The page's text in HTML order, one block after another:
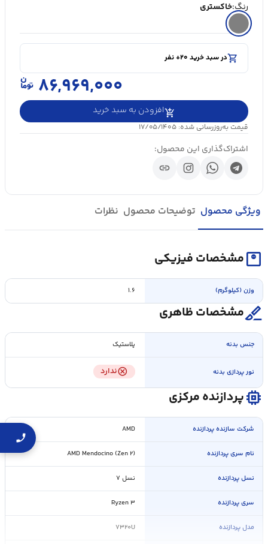
رنگ:خاکستری
shopping_cartدر سبد خرید ۲۰+ نفر
visibility۵۰۰۰+ بازدید در ۲۴ ساعت اخیر
shopping_cartدر سبد خرید ۲۰+ نفر
۸۶,۹۶۹,۰۰۰
افزودن به سبد خرید
قیمت به‌روزرسانی شده: ۱۷/۰۵/۱۴۰۵
اشتراک‌گذاری این محصول:
link
ویژگی محصول توضیحات محصول نظرات
monitor_weightمشخصات فیزیکی
وزن (کیلوگرم) ۱.۶
surgicalمشخصات ظاهری
جنس بدنه پلاستیک
نور پردازی بدنه cancelندارد
memoryپردازنده مرکزی
شرکت سازنده پردازنده AMD
نام سری پردازنده AMD Mendocino (Zen ۲)
نسل پردازنده نسل ۷
سری پردازنده Ryzen ۳
مدل پردازنده ۷۳۲۰U